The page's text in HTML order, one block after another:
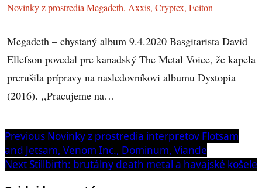
Novinky z prostredia Megadeth, Axxis, Cryptex, Eciton
Megadeth – chystaný album 9.4.2020 Basgitarista David
Ellefson povedal pre kanadský The Metal Voice, že kapela
prerušila prípravy na nasledovníkovi albumu Dystopia
(2016). ,,Pracujeme na…
Navigácia
v
článku
Previous Previous
post:
Novinky z prostredia interpretov Flotsam
and Jetsam, Venom Inc., Dominum, Viande
Next Next
Stillbirth: brutálny death metal a havajské košele